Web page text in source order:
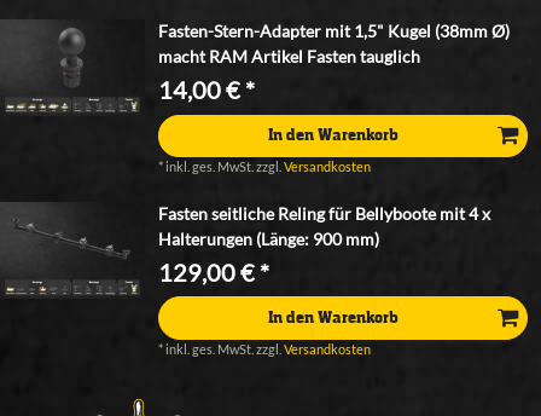
Fasten-Stern-Adapter mit 1,5" Kugel (38mm Ø)
macht RAM Artikel Fasten tauglich
14,00 € *
In den Warenkorb
* inkl. ges. MwSt. zzgl.Versandkosten
Fasten seitliche Reling für Bellyboote mit 4 x
Halterungen (Länge: 900 mm)
129,00 € *
In den Warenkorb
*inkl. ges. MwSt. zzgl.Versandkosten